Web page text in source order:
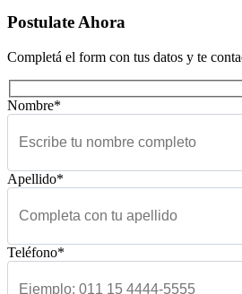
Postulate Ahora
Completá el form con tus datos y te
Nombre*
Apellido*
Teléfono*